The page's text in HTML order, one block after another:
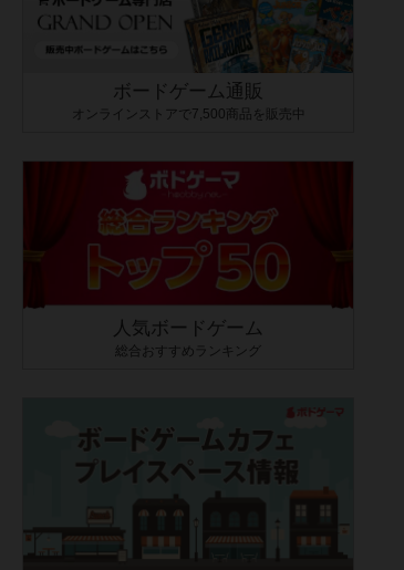
ボードゲーム通販
オンラインストアで7,500商品を販売中
人気ボードゲーム
総合おすすめランキング